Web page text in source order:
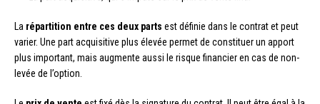
La répartition entre ces deux parts est définie dans le contrat et peut
varier. Une part acquisitive plus élevée permet de constituer un apport
plus important, mais augmente aussi le risque financier en cas de non-
levée de l’option.